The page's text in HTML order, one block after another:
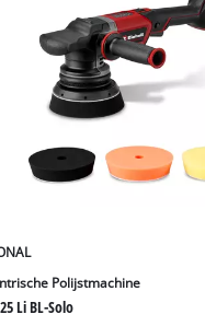
Polijstmachine
Li BL-Solo